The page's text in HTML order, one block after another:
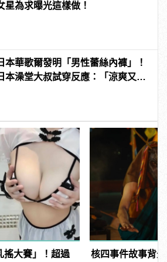
星為求曝光這樣做！
本華歌爾發明「男性蕾絲內褲」！
本澡堂大叔試穿反應：「涼爽又透
搖大賽」！超過
核四事件故事背